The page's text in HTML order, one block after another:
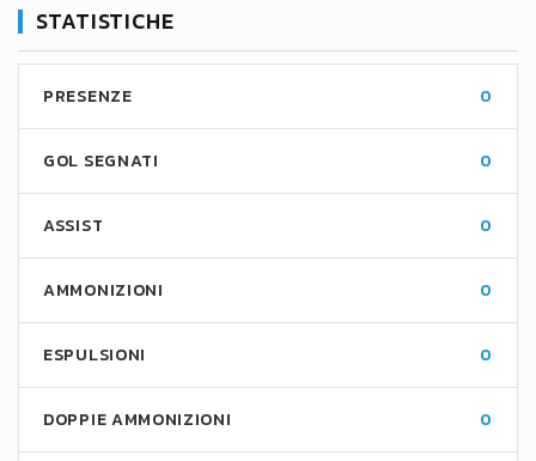
STATISTICHE
PRESENZE 0
GOL SEGNATI 0
ASSIST 0
AMMONIZIONI 0
ESPULSIONI 0
DOPPIE AMMONIZIONI 0